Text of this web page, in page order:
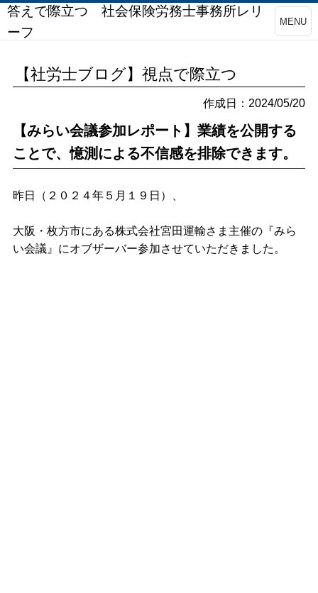
答えで際立つ 社会保険労務士事務所レリ
ーフ
MENU
【社労士ブログ】視点で際立つ
作成日：2024/05/20
【みらい会議参加レポート】業績を公開する
ことで、憶測による不信感を排除できます。
昨日（２０２４年５月１９日）、
大阪・枚方市にある株式会社宮田運輸さま主催の『みら
い会議』にオブザーバー参加させていただきました。